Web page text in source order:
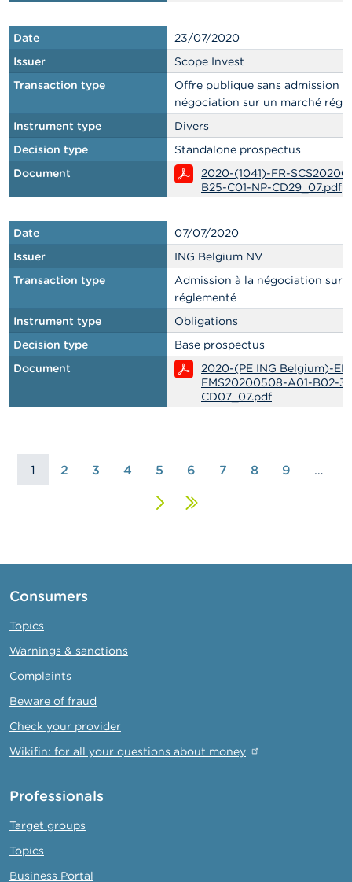
Date
23/07/2020
Issuer
Scope Invest
Transaction type
Offre publique sans admission à
négociation sur un marché
Instrument type
Divers
Decision type
Standalone prospectus
Document
2020-(1041)-FR-
B25-C01-NP-CD29_07.pdf
Date
07/07/2020
Issuer
ING Belgium NV
Transaction type
Admission à la négociation sur
réglementé
Instrument type
Obligations
Decision type
Base prospectus
Document
2020-(PE ING Belgium)-
EMS20200508-A01-B02-
CD07_07.pdf
1 2 3 4 5 6 7 8 9
…
Next
Last
Consumers
Topics
Warnings & sanctions
Complaints
Beware of fraud
Check your provider
Wikifin: for all your questions about money
Professionals
Target groups
Topics
Business Portal